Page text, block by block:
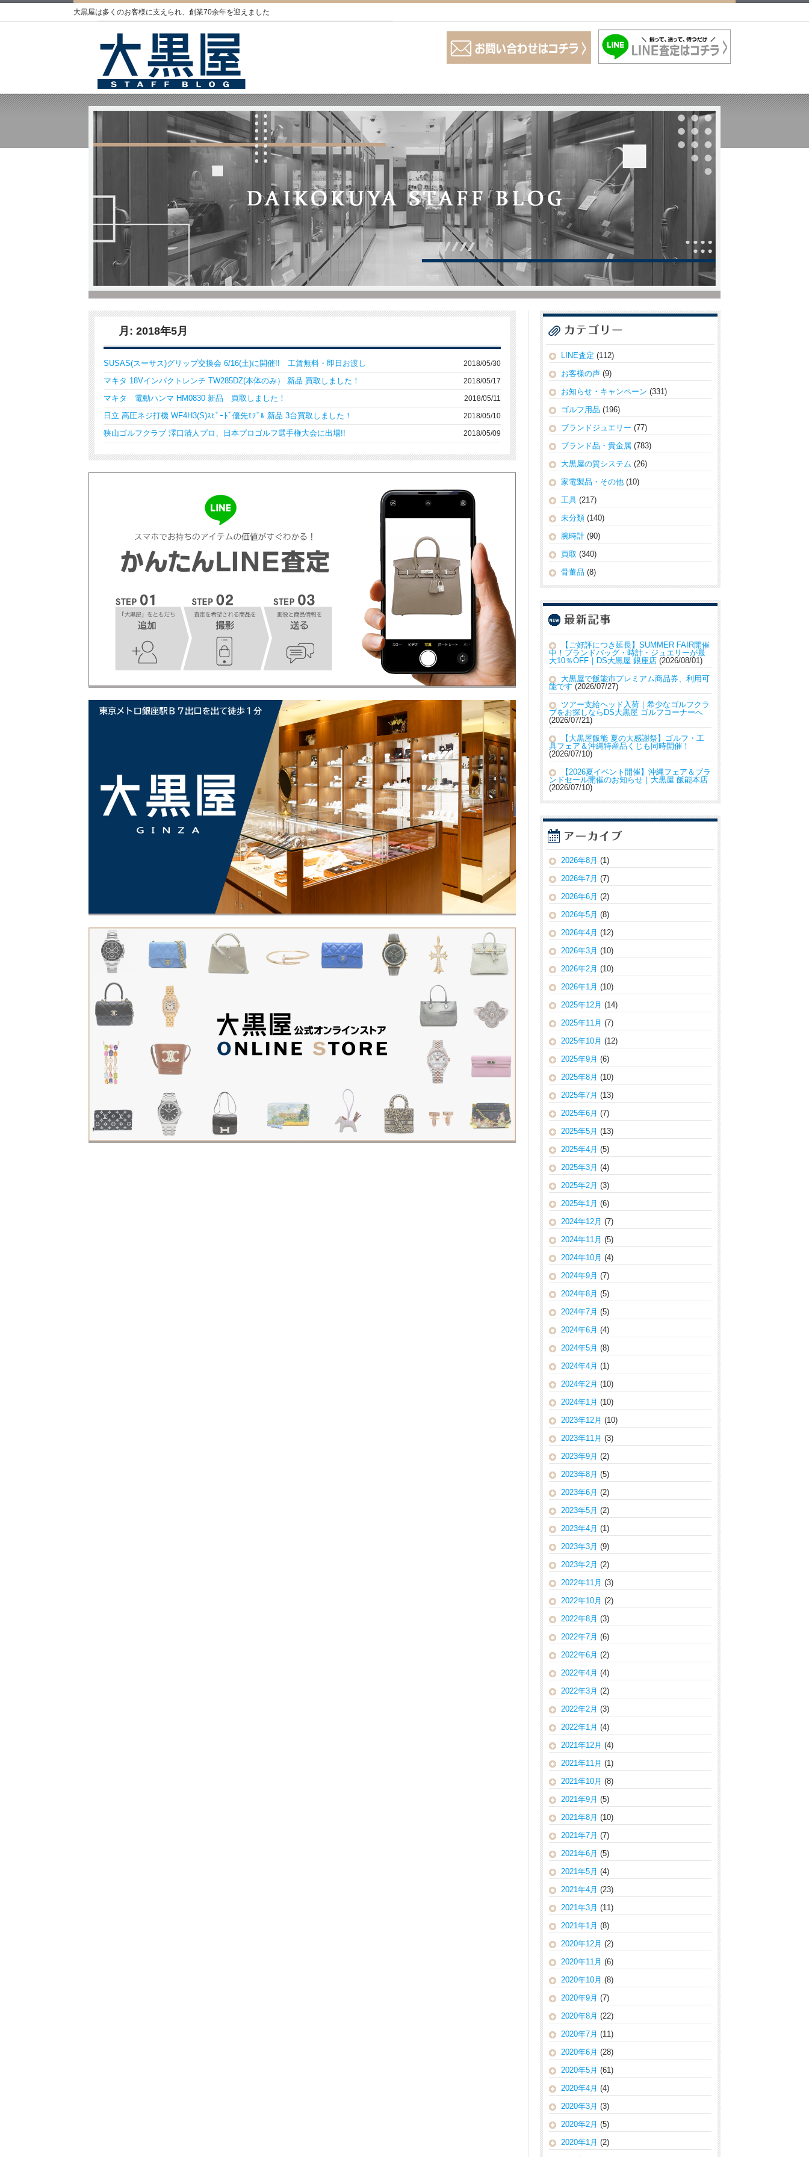
大黒屋は多くのお客様に支えられ、創業70余年を迎えました
月: 2018年5月
SUSAS(スーサス)グリップ交換会 6/16(土)に開催!! 工賃無料・即日お渡し 2018/05/30
マキタ 18Vインパクトレンチ TW285DZ(本体のみ） 新品 買取しました！ 2018/05/17
マキタ 電動ハンマ HM0830 新品 買取しました！ 2018/05/11
日立 高圧ネジ打機 WF4H3(S)ｽﾋﾟｰﾄﾞ優先ﾓﾃﾞﾙ 新品 3台買取しました！ 2018/05/10
狭山ゴルフクラブ 澤口清人プロ、日本プロゴルフ選手権大会に出場!! 2018/05/09
LINE査定 (112)
お客様の声 (9)
お知らせ・キャンペーン (331)
ゴルフ用品 (196)
ブランドジュエリー (77)
ブランド品・貴金属 (783)
大黒屋の質システム (26)
家電製品・その他 (10)
工具 (217)
未分類 (140)
腕時計 (90)
買取 (340)
骨董品 (8)
【ご好評につき延長】SUMMER FAIR開催
中！ブランドバッグ・時計・ジュエリーが最
大10％OFF｜DS大黒屋 銀座店 2026/08/01
大黒屋で飯能市プレミアム商品券、利用可
能です 2026/07/27
ツアー支給ヘッド入荷｜希少なゴルフクラ
ブをお探しならDS大黒屋 ゴルフコーナーへ
2026/07/21
【大黒屋飯能 夏の大感謝祭】ゴルフ・工
具フェア＆沖縄特産品くじも同時開催！
2026/07/10
【2026夏イベント開催】沖縄フェア＆ブラ
ンドセール開催のお知らせ｜大黒屋 飯能本店
2026/07/10
2026年8月 (1)
2026年7月 (7)
2026年6月 (2)
2026年5月 (8)
2026年4月 (12)
2026年3月 (10)
2026年2月 (10)
2026年1月 (10)
2025年12月 (14)
2025年11月 (7)
2025年10月 (12)
2025年9月 (6)
2025年8月 (10)
2025年7月 (13)
2025年6月 (7)
2025年5月 (13)
2025年4月 (5)
2025年3月 (4)
2025年2月 (3)
2025年1月 (6)
2024年12月 (7)
2024年11月 (5)
2024年10月 (4)
2024年9月 (7)
2024年8月 (5)
2024年7月 (5)
2024年6月 (4)
2024年5月 (8)
2024年4月 (1)
2024年2月 (10)
2024年1月 (10)
2023年12月 (10)
2023年11月 (3)
2023年9月 (2)
2023年8月 (5)
2023年6月 (2)
2023年5月 (2)
2023年4月 (1)
2023年3月 (9)
2023年2月 (2)
2022年11月 (3)
2022年10月 (2)
2022年8月 (3)
2022年7月 (6)
2022年6月 (2)
2022年4月 (4)
2022年3月 (2)
2022年2月 (3)
2022年1月 (4)
2021年12月 (4)
2021年11月 (1)
2021年10月 (8)
2021年9月 (5)
2021年8月 (10)
2021年7月 (7)
2021年6月 (5)
2021年5月 (4)
2021年4月 (23)
2021年3月 (11)
2021年1月 (8)
2020年12月 (2)
2020年11月 (6)
2020年10月 (8)
2020年9月 (7)
2020年8月 (22)
2020年7月 (11)
2020年6月 (28)
2020年5月 (61)
2020年4月 (4)
2020年3月 (3)
2020年2月 (5)
2020年1月 (2)